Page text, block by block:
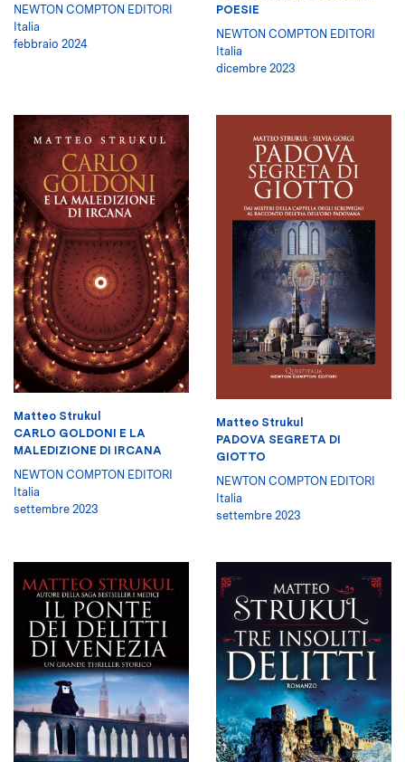
NEWTON COMPTON EDITORI
Italia
febbraio 2024
POESIE
NEWTON COMPTON EDITORI
Italia
dicembre 2023
Matteo Strukul
CARLO GOLDONI E LA
MALEDIZIONE DI IRCANA
NEWTON COMPTON EDITORI
Italia
settembre 2023
Matteo Strukul
PADOVA SEGRETA DI
GIOTTO
NEWTON COMPTON EDITORI
Italia
settembre 2023